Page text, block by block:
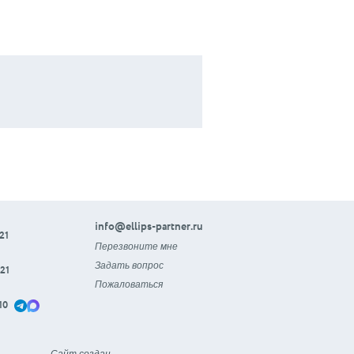
info@ellips-partner.ru
Перезвоните мне
Задать вопрос
Пожаловаться